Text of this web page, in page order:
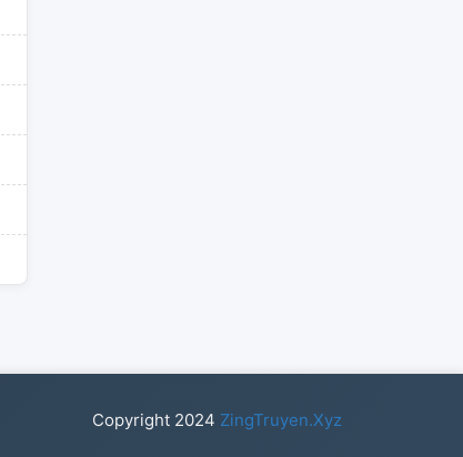
Copyright 2024 ZingTruyen.Xyz